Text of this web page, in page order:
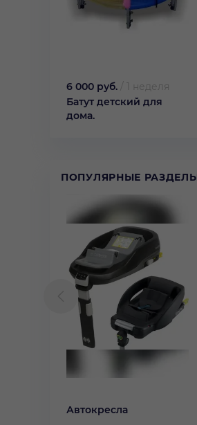
6 000 руб.
1 неделя
Батут детский для
дома.
ПОПУЛЯРНЫЕ
Автокресла